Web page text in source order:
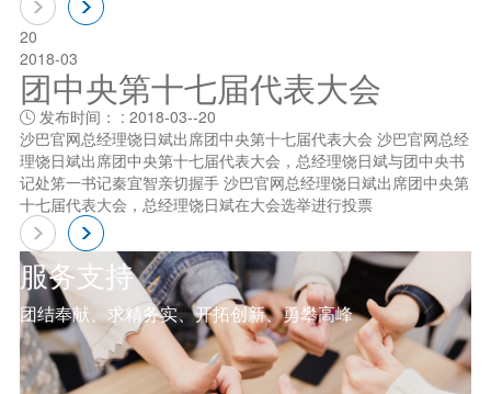
20
2018-03
团中央第十七届代表大会
发布时间： : 2018-03--20
沙巴官网总经理饶日斌出席团中央第十七届代表大会 沙巴官网总经
理饶日斌出席团中央第十七届代表大会，总经理饶日斌与团中央书
记处笫一书记秦宜智亲切握手 沙巴官网总经理饶日斌出席团中央第
十七届代表大会，总经理饶日斌在大会选举进行投票
服务支持
团结奉献、求精务实、开拓创新、勇攀高峰